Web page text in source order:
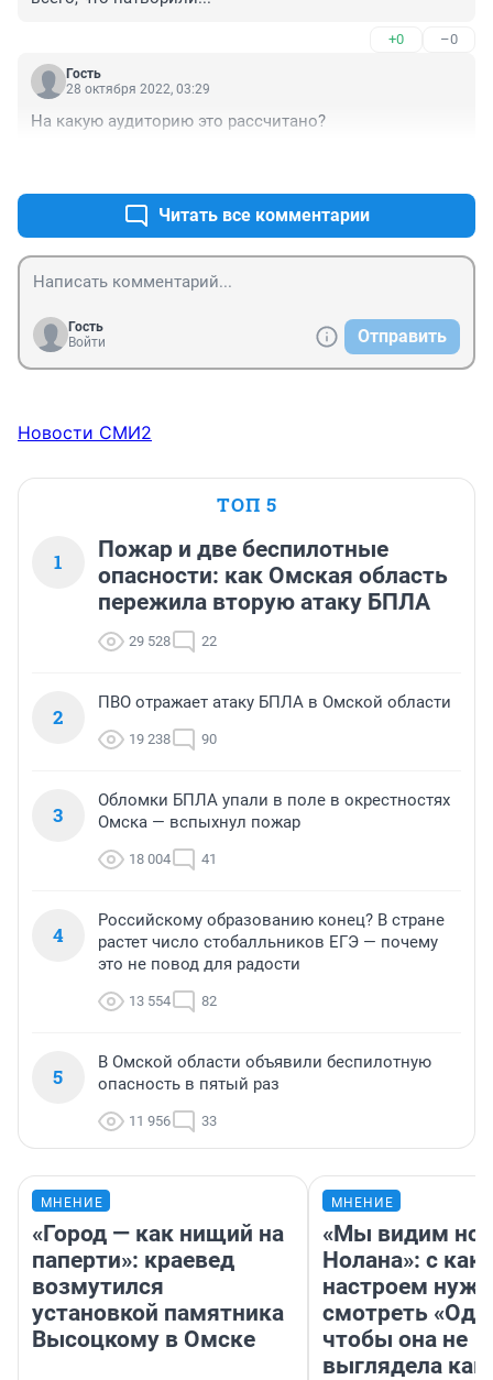
+0 –0
Гость
28 октября 2022, 03:29
На какую аудиторию это рассчитано?
Читать все комментарии
Гость
Войти
Отправить
Новости СМИ2
ТОП 5
1
Пожар и две беспилотные
опасности: как Омская область
пережила вторую атаку БПЛА
29 528 22
2
ПВО отражает атаку БПЛА в Омской области
19 238 90
3
Обломки БПЛА упали в поле в окрестностях
Омска — вспыхнул пожар
18 004 41
4
Российскому образованию конец? В стране
растет число стобалльников ЕГЭ — почему
это не повод для радости
13 554 82
5
В Омской области объявили беспилотную
опасность в пятый раз
11 956 33
МНЕНИЕ
«Город — как нищий на
паперти»: краевед
возмутился
установкой памятника
Высоцкому в Омске
МНЕНИЕ
«Мы видим
Нолана»: с
настроем
смотреть
чтобы она не
выглядела как